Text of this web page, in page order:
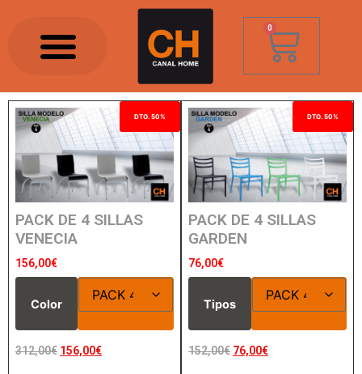
0
DTO. 50%
PACK DE 4 SILLAS
VENECIA
156,00€
Color
312,00€ 156,00€
DTO. 50%
PACK DE 4 SILLAS
GARDEN
76,00€
Tipos
152,00€ 76,00€